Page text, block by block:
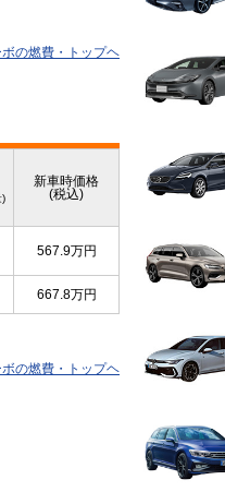
の燃費・トップヘ
新車時価格
(税込)
567.9万円
667.8万円
の燃費・トップヘ